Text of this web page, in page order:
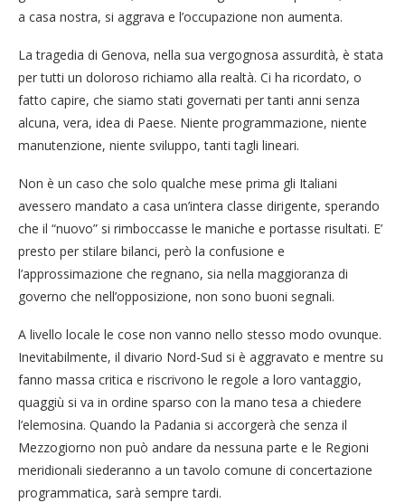
a casa nostra, si aggrava e l’occupazione non aumenta.
La tragedia di Genova, nella sua vergognosa assurdità, è stata
per tutti un doloroso richiamo alla realtà. Ci ha ricordato, o
fatto capire, che siamo stati governati per tanti anni senza
alcuna, vera, idea di Paese. Niente programmazione, niente
manutenzione, niente sviluppo, tanti tagli lineari.
Non è un caso che solo qualche mese prima gli Italiani
avessero mandato a casa un’intera classe dirigente, sperando
che il “nuovo” si rimboccasse le maniche e portasse risultati. E’
presto per stilare bilanci, però la confusione e
l’approssimazione che regnano, sia nella maggioranza di
governo che nell’opposizione, non sono buoni segnali.
A livello locale le cose non vanno nello stesso modo ovunque.
Inevitabilmente, il divario Nord-Sud si è aggravato e mentre su
fanno massa critica e riscrivono le regole a loro vantaggio,
quaggiù si va in ordine sparso con la mano tesa a chiedere
l’elemosina. Quando la Padania si accorgerà che senza il
Mezzogiorno non può andare da nessuna parte e le Regioni
meridionali siederanno a un tavolo comune di concertazione
programmatica, sarà sempre tardi.